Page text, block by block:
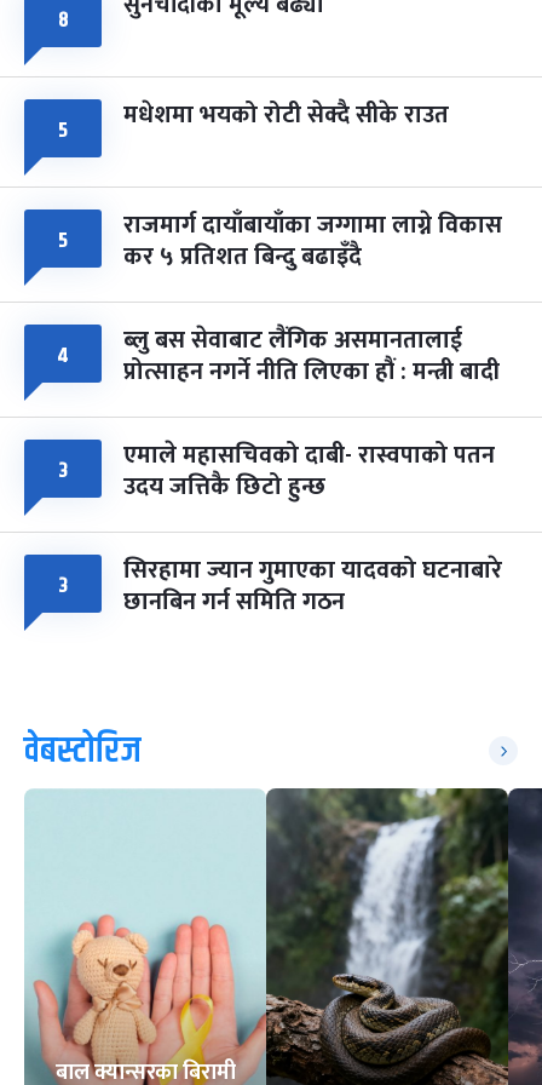
८
५ मधेशमा भयको रोटी सेक्दै सीके राउत
५ राजमार्ग दायाँबायाँका जग्गामा लाग्ने विकास
कर ५ प्रतिशत बिन्दु बढाइँदै
४ ब्लु बस सेवाबाट लैंगिक असमानतालाई
प्रोत्साहन नगर्ने नीति लिएका हौं : मन्त्री बादी
३ एमाले महासचिवको दाबी- रास्वपाको पतन
उदय जत्तिकै छिटो हुन्छ
३ सिरहामा ज्यान गुमाएका यादवको घटनाबारे
छानबिन गर्न समिति गठन
वेबस्टोरिज
बाल क्यान्सरका बिरामी